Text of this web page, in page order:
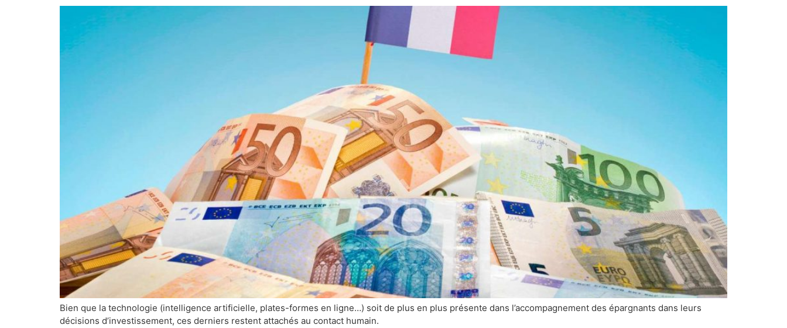
Bien que la technologie (intelligence artificielle, plates-formes en ligne…) soit de plus en plus présente dans l’accompagnement des épargnants dans leurs
décisions d’investissement, ces derniers restent attachés au contact humain.